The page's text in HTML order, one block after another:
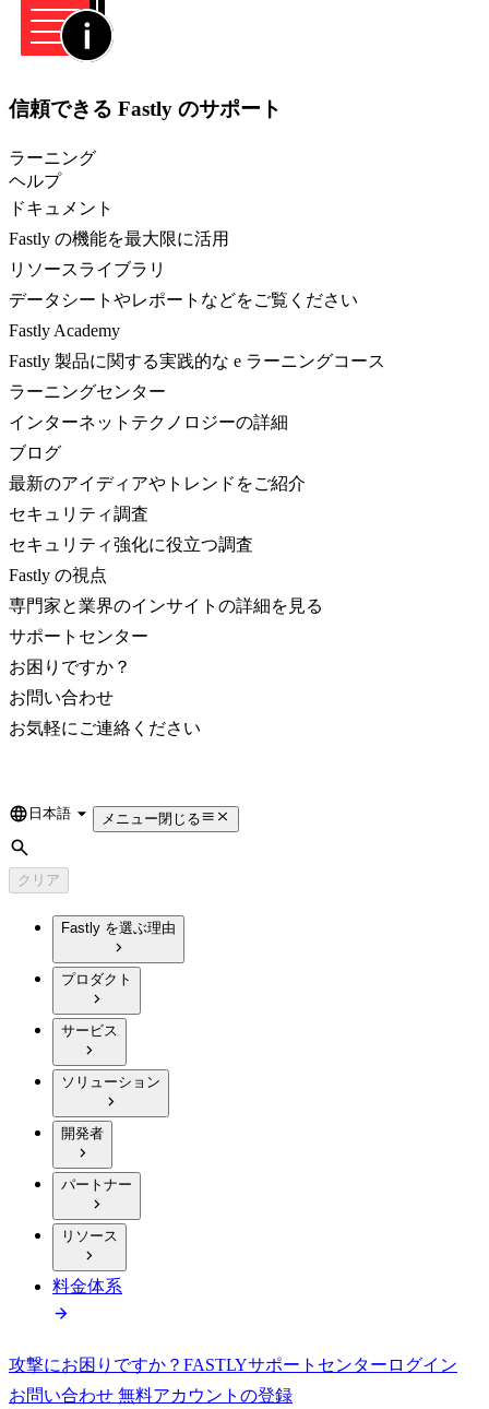
信頼できる Fastly のサポート
ラーニング
ヘルプ
ドキュメント
Fastly の機能を最大限に活用
リソースライブラリ
データシートやレポートなどをご覧ください
Fastly Academy
Fastly 製品に関する実践的な e ラーニングコース
ラーニングセンター
インターネットテクノロジーの詳細
ブログ
最新のアイディアやトレンドをご紹介
セキュリティ調査
セキュリティ強化に役立つ調査
Fastly の視点
専門家と業界のインサイトの詳細を見る
サポートセンター
お困りですか？
お問い合わせ
お気軽にご連絡ください
Language
日本語 メニュー閉じる
検索
クリア
Fastly を選ぶ理由
プロダクト
サービス
ソリューション
開発者
パートナー
リソース
料金体系
攻撃にお困りですか？ FASTLYサポートセンター ログイン
お問い合わせ 無料アカウントの登録